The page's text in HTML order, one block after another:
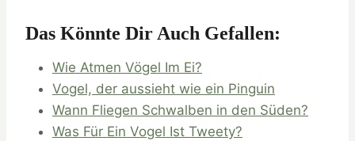
Das Könnte Dir Auch Gefallen:
Wie Atmen Vögel Im Ei?
Vogel, der aussieht wie ein Pinguin
Wann Fliegen Schwalben in den Süden?
Was Für Ein Vogel Ist Tweety?